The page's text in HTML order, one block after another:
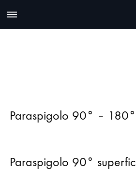
Paraspigolo 90° –
Paraspigolo 90°